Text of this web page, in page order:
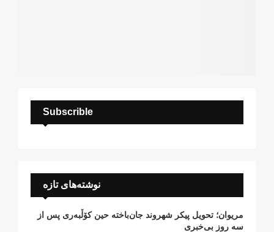
Subscrible
نوشته‌های تازه
مریوان؛ تحویل پیکر شهروند جان‌باخته حین کۆڵبەری پس از
سە روز بی‌خبری